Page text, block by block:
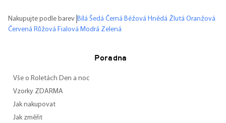
Nakupujte podle barev Bílá Šedá Černá Béžová Hnědá Žlutá Oranžová
Červená Růžová Fialová Modrá Zelená
Poradna
Vše o Roletách Den a noc
Vzorky ZDARMA
Jak nakupovat
Jak změřit